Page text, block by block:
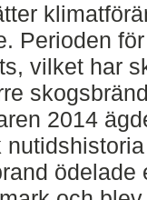
Perioden
vilket har
2014
ödelade